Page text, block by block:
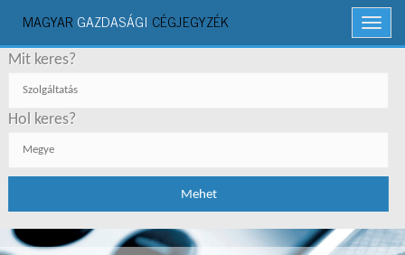
Menü
MAGYAR GAZDASÁGI CÉGJEGYZÉK
Mit keres?
Hol keres?